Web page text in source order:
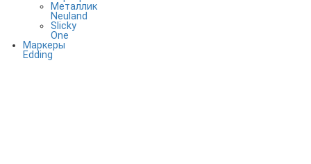
Металлик
Neuland
Slicky
One
Маркеры
Edding